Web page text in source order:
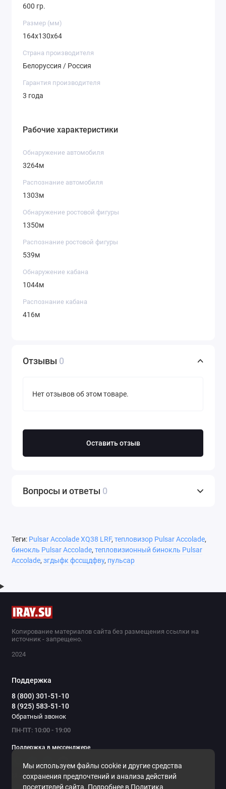
600 гр.
Размер (мм)
164x130x64
Страна производителя
Белоруссия / Россия
Гарантия производителя
3 года
Рабочие характеристики
Обнаружение автомобиля
3264м
Распознание автомобиля
1303м
Обнаружение ростовой фигуры
1350м
Распознание ростовой фигуры
539м
Обнаружение кабана
1044м
Распознание кабана
416м
Отзывы 0
Нет отзывов об этом товаре.
Оставить отзыв
Вопросы и ответы 0
Теги: Pulsar Accolade XQ38 LRF, тепловизор Pulsar Accolade,
бинокль Pulsar Accolade, тепловизионный бинокль Pulsar
Accolade, згдыфк фссщдфву, пульсар
Мы используем файлы cookie и другие средства
сохранения предпочтений и анализа действий
посетителей сайта. Подробнее в Политика
Копирование материалов сайта без размещения ссылки на
источник - запрещено.
2024
Поддержка
8 (800) 301-51-10
8 (925) 583-51-10
Обратный звонок
ПН-ПТ: 10:00 - 19:00
Поддержка в мессенджере
Мы в сети